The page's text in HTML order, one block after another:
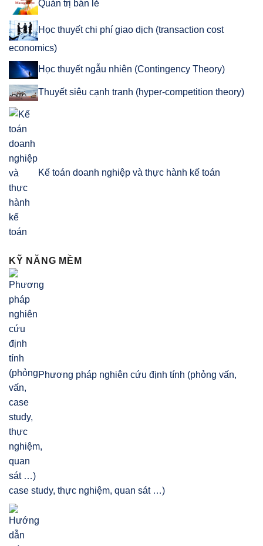
Quản trị bán lẻ
Học thuyết chi phí giao dịch (transaction cost
economics)
Học thuyết ngẫu nhiên (Contingency Theory)
Thuyết siêu cạnh tranh (hyper-competition theory)
Kế toán doanh nghiệp và thực hành kế toán
KỸ NĂNG MỀM
Phương pháp nghiên cứu định tính (phỏng vấn,
case study, thực nghiệm, quan sát …)